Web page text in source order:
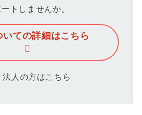
トしませんか。
いての詳細はこちら
法人の方はこちら